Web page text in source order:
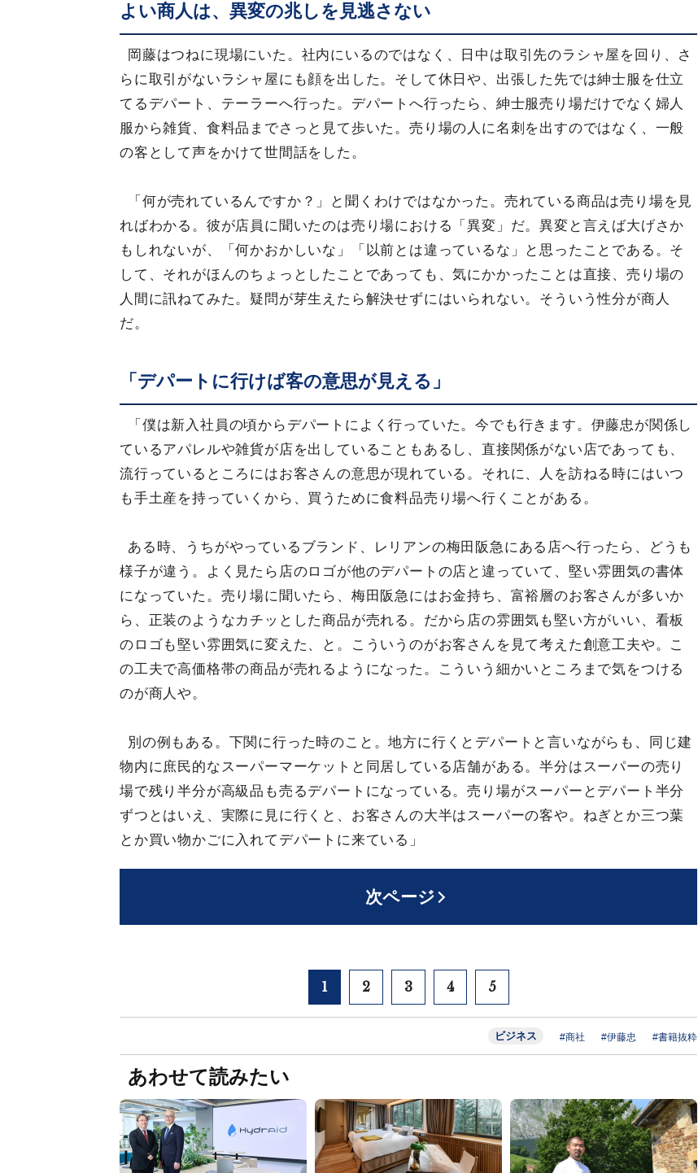
よい商人は、異変の兆しを見逃さない
岡藤はつねに現場にいた。社内にいるのではなく、日中は取引先のラシャ屋を回り、さ
らに取引がないラシャ屋にも顔を出した。そして休日や、出張した先では紳士服を仕立
てるデパート、テーラーへ行った。デパートへ行ったら、紳士服売り場だけでなく婦人
服から雑貨、食料品までさっと見て歩いた。売り場の人に名刺を出すのではなく、一般
の客として声をかけて世間話をした。
「何が売れているんですか？」と聞くわけではなかった。売れている商品は売り場を見
ればわかる。彼が店員に聞いたのは売り場における「異変」だ。異変と言えば大げさか
もしれないが、「何かおかしいな」「以前とは違っているな」と思ったことである。そ
して、それがほんのちょっとしたことであっても、気にかかったことは直接、売り場の
人間に訊ねてみた。疑問が芽生えたら解決せずにはいられない。そういう性分が商人
だ。
「デパートに行けば客の意思が見える」
「僕は新入社員の頃からデパートによく行っていた。今でも行きます。伊藤忠が関係し
ているアパレルや雑貨が店を出していることもあるし、直接関係がない店であっても、
流行っているところにはお客さんの意思が現れている。それに、人を訪ねる時にはいつ
も手土産を持っていくから、買うために食料品売り場へ行くことがある。
ある時、うちがやっているブランド、レリアンの梅田阪急にある店へ行ったら、どうも
様子が違う。よく見たら店のロゴが他のデパートの店と違っていて、堅い雰囲気の書体
になっていた。売り場に聞いたら、梅田阪急にはお金持ち、富裕層のお客さんが多いか
ら、正装のようなカチッとした商品が売れる。だから店の雰囲気も堅い方がいい、看板
のロゴも堅い雰囲気に変えた、と。こういうのがお客さんを見て考えた創意工夫や。こ
の工夫で高価格帯の商品が売れるようになった。こういう細かいところまで気をつける
のが商人や。
別の例もある。下関に行った時のこと。地方に行くとデパートと言いながらも、同じ建
物内に庶民的なスーパーマーケットと同居している店舗がある。半分はスーパーの売り
場で残り半分が高級品も売るデパートになっている。売り場がスーパーとデパート半分
ずつとはいえ、実際に見に行くと、お客さんの大半はスーパーの客や。ねぎとか三つ葉
とか買い物かごに入れてデパートに来ている」
次ページ
1 2 3 4 5
ビジネス #商社 #伊藤忠 #書籍抜粋
あわせて読みたい